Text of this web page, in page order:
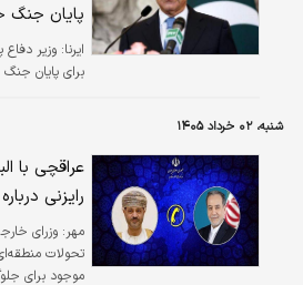
پایان جنگ
ایرنا: وزیر
برای پایان
شنبه، ۰۲ خرداد ۱۴۰۵
عراقچی با
رایزنی
مهر: وزرای
تحولات
موجود برای